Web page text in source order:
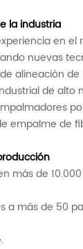
la industria
en el
nuevas
alineación
de alto
empalme de
más de
a más de 50